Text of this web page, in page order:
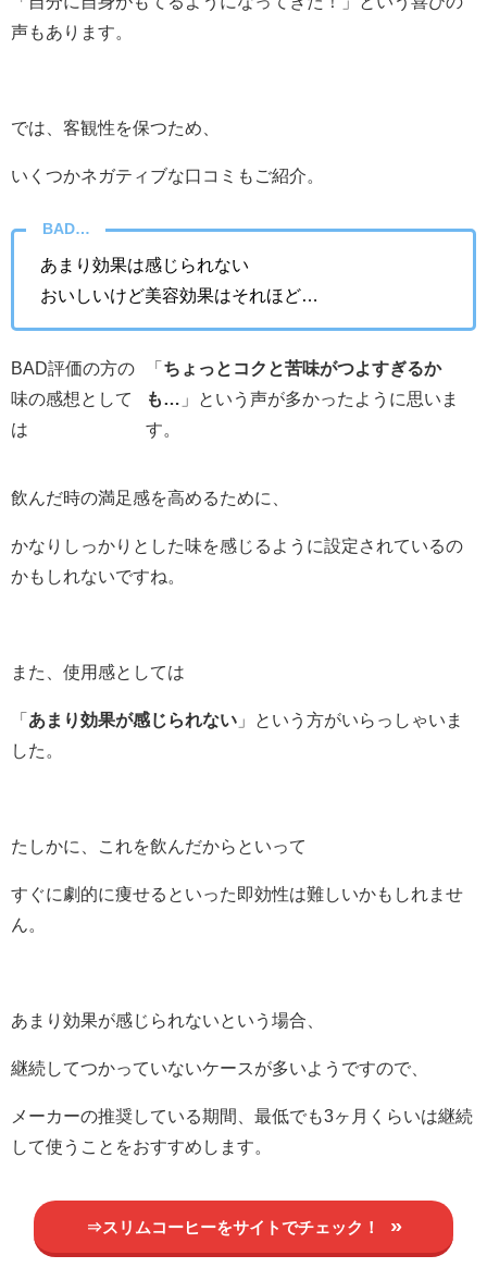
声もあります。
では、客観性を保つため、
いくつかネガティブな口コミもご紹介。
BAD…
あまり効果は感じられない
おいしいけど美容効果はそれほど…
BAD評価の方の
味の感想として
は
「ちょっとコクと苦味がつよすぎるか
も…
」という声が多かったように思いま
す。
飲んだ時の満足感を高めるために、
かなりしっかりとした味を感じるように設定されているの
かもしれないですね。
また、使用感としては
「 あまり効果が感じられない 」という方がいらっしゃいま
した。
たしかに、これを飲んだからといって
すぐに劇的に痩せるといった即効性は難しいかもしれませ
ん。
あまり効果が感じられないという場合、
継続してつかっていないケースが多いようですので、
メーカーの推奨している期間、最低でも3ヶ月くらいは継続
して使うことをおすすめします。
⇒スリムコーヒーをサイトでチェック！